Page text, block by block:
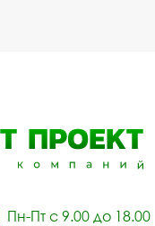
Пн-Пт с 9.00 до 18.00